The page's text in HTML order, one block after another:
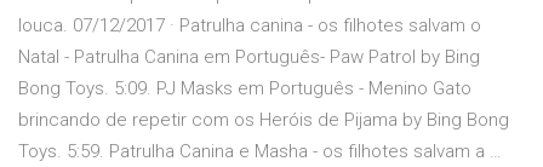
louca. 07/12/2017 · Patrulha canina - os filhotes salvam o
Natal - Patrulha Canina em Português- Paw Patrol by Bing
Bong Toys. 5:09. PJ Masks em Português - Menino Gato
brincando de repetir com os Heróis de Pijama by Bing Bong
Toys. 5:59. Patrulha Canina e Masha - os filhotes salvam a …